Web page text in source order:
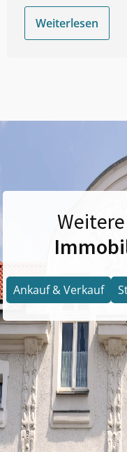
Weiterlesen
Ankauf & Verkauf